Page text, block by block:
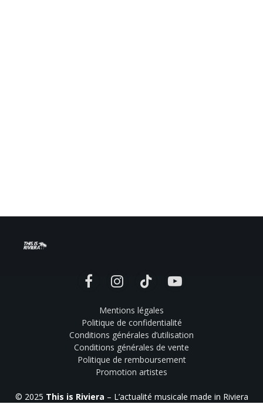
FacebookInstagramTikTok YouTube
Mentions légales
Politique de confidentialité
Conditions générales d’utilisation
Conditions générales de vente
Politique de remboursement
Promotion artistes
© 2025 This is Riviera – L’actualité musicale made in Riviera